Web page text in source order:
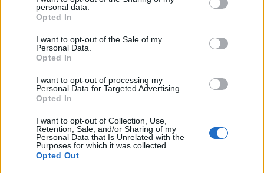
grant or deny consent to Google and its third-party tags to
use your data for below specified purposes in below Google
consent section.
personal data.
Opted In
I want to opt-out of the Sale of my
Personal Data.
Opted In
I want to opt-out of processing my
Personal Data for Targeted Advertising.
Opted In
I want to opt-out of Collection, Use,
Retention, Sale, and/or Sharing of my
Personal Data that Is Unrelated with the
Purposes for which it was collected.
Opted Out
FINANZAS